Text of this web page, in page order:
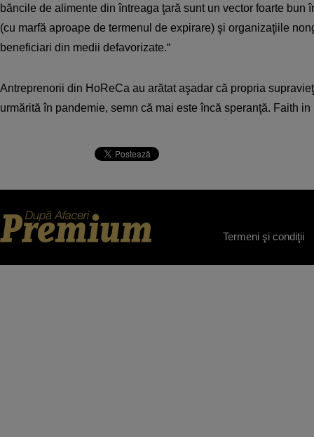
băncile de alimente din întreaga ţară sunt un vector foarte bun
(cu marfă aproape de termenul de expirare) şi organizaţiile
beneficiari din medii defavorizate.“
Antreprenorii din HoReCa au arătat aşadar că propria
urmărită în pandemie, semn că mai este încă speranţă. Faith
Termeni şi condiţii